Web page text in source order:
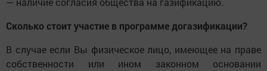
Сколько стоит участие в программе догазификации?
В случае если Вы физическое лицо, имеющее на праве
собственности или ином законном основании